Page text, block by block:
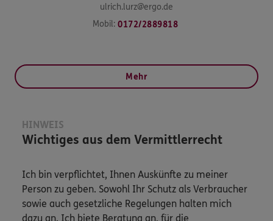
ulrich.lurz@ergo.de
Mobil: 0172/2889818
Mehr
HINWEIS
Wichtiges aus dem Vermittlerrecht
Ich bin verpflichtet, Ihnen Auskünfte zu meiner
Person zu geben. Sowohl Ihr Schutz als Verbraucher
sowie auch gesetzliche Regelungen halten mich
dazu an. Ich biete Beratung an, für die